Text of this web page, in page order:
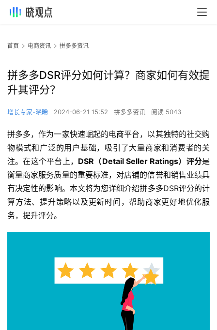
首页 电商资讯 拼多多资讯
拼多多DSR评分如何计算？商家如何有效提
升其评分？
增长专家-晓晞 2024-06-21 15:52 拼多多资讯 阅读 5043
拼多多，作为一家快速崛起的电商平台，以其独特的社交购
物模式和广泛的用户基础，吸引了大量商家和消费者的关
注。在这个平台上， DSR（Detail Seller Ratings）评分是
衡量商家服务质量的重要标准，对店铺的信誉和销售业绩具
有决定性的影响。本文将为您详细介绍拼多多DSR评分的计
算方法、提升策略以及更新时间，帮助商家更好地优化服
务，提升评分。